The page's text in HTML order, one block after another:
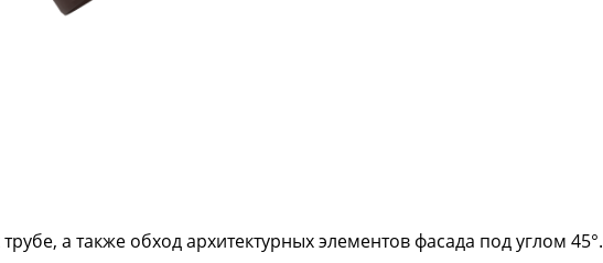
а также обход архитектурных элементов фасада под углом 45°.